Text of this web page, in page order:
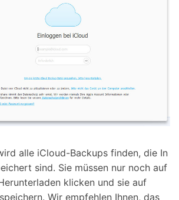
alle iCloud-Backups finden, die In
sind. Sie müssen nur noch auf
klicken und sie auf
Wir empfehlen Ihnen, das